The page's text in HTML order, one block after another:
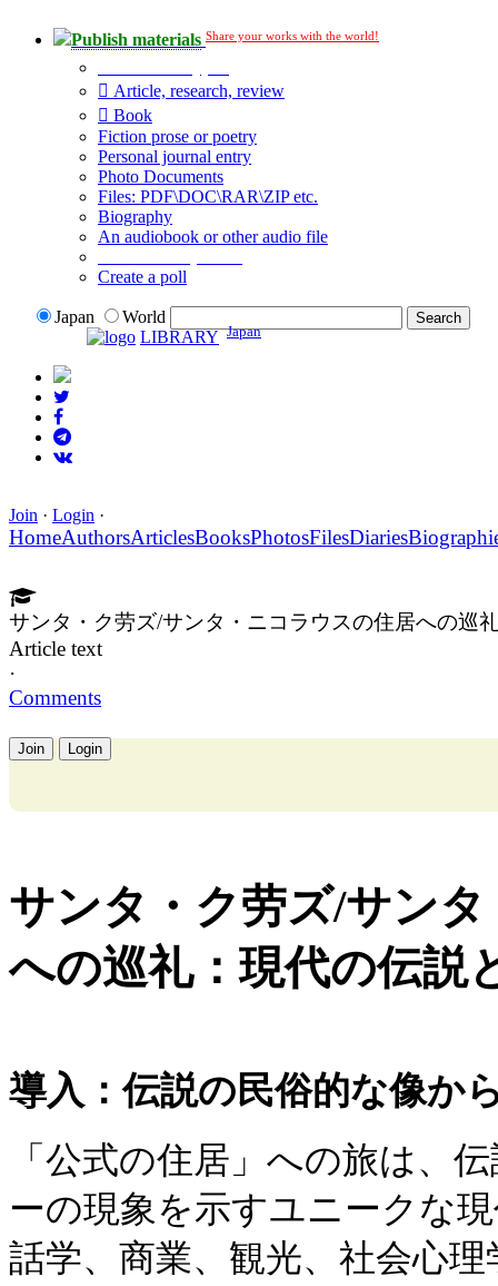
Publish materials Share your works with the world!
Article, research, review
Book
Fiction prose or poetry
Personal journal entry
Photo Documents
Files: PDF\DOC\RAR\ZIP etc.
Biography
An audiobook or other audio file
Create a poll
Japan
World
LIBRARY Japan
Join · Login ·
HomeAuthorsArticlesBooksPhotosFilesDiaries
サンタ・ク劳ズ/サンタ・ニコラウスの住居への巡
Article text
·
Comments
Join Login
サンタ・ク劳ズ/サン
への巡礼：現代の伝説
導入：伝説の民俗的な像か
「公式の住居」への旅は、
ーの現象を示すユニークな
話学、商業、観光、社会心